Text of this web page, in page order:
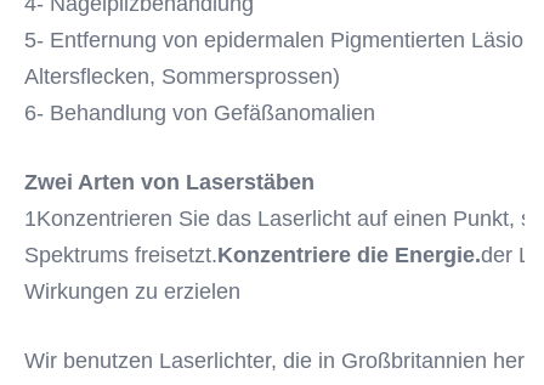
5- Entfernung von epidermalen Pigmentierten
Altersflecken, Sommersprossen)
6- Behandlung von Gefäßanomalien
Zwei Arten von Laserstäben
1Konzentrieren Sie das Laserlicht auf einen Punkt,
Spektrums freisetzt.Konzentriere die Energie.der
Wirkungen zu erzielen
Wir benutzen Laserlichter, die in Großbritannien